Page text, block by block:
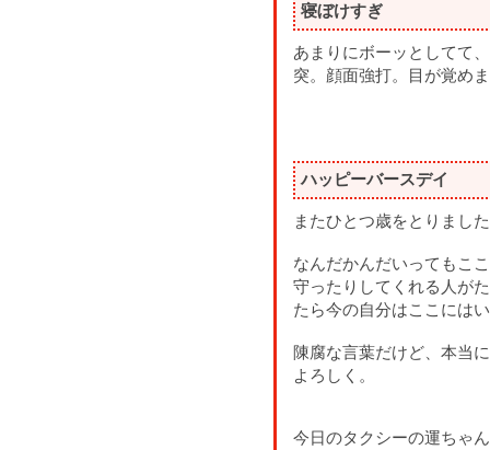
寝ぼけすぎ
あまりにボーッとしてて
突。顔面強打。目が覚め
ハッピーバースデイ
またひとつ歳をとりまし
なんだかんだいってもこ
守ったりしてくれる人が
たら今の自分はここには
陳腐な言葉だけど、本当
よろしく。
今日のタクシーの運ちゃ